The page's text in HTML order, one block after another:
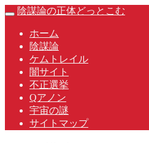
Skip
content
Toggle
陰謀論の正体どっとこむ
ホーム
陰謀論
ケムトレイル
闇サイト
不正選挙
Qアノン
宇宙の謎
サイトマップ